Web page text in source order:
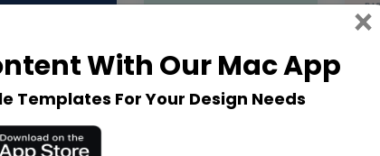
With Our Mac App
Templates For Your Design Needs
×